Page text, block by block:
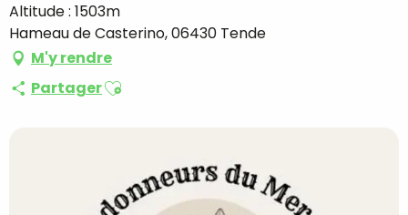
Altitude : 1503m
Hameau de Casterino, 06430 Tende
M'y rendre
PartagerAjouter aux favoris